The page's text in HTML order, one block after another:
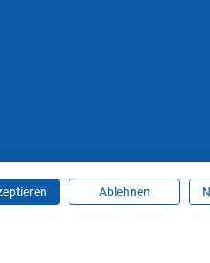
ändern
Ablehnen